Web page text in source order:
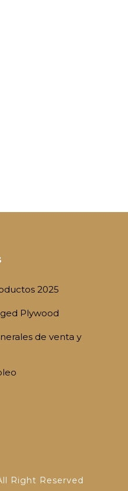
2025
Plywood
de venta y
Right Reserved